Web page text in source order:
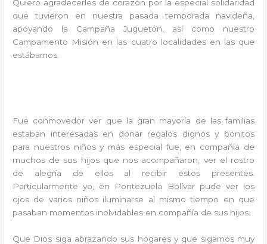
Quiero agradecerles de corazón por la especial solidaridad
que tuvieron en nuestra pasada temporada navideña,
apoyando la Campaña Juguetón, así como nuestro
Campamento Misión en las cuatro localidades en las que
estábamos.
Fue conmovedor ver que la gran mayoría de las familias
estaban interesadas en donar regalos dignos y bonitos
para nuestros niños y más especial fue, en compañía de
muchos de sus hijos que nos acompañaron, ver el rostro
de alegría de ellos al recibir estos presentes.
Particularmente yo, en Pontezuela Bolívar pude ver los
ojos de varios niños iluminarse al mismo tiempo en que
pasaban momentos inolvidables en compañía de sus hijos.
Que Dios siga abrazando sus hogares y que sigamos muy